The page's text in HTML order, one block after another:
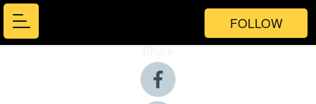
FOLLOW
Share